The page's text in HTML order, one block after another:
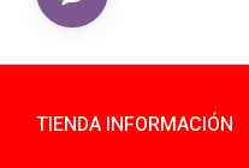
TIENDA INFORMACIÓN